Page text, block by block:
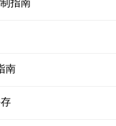
南